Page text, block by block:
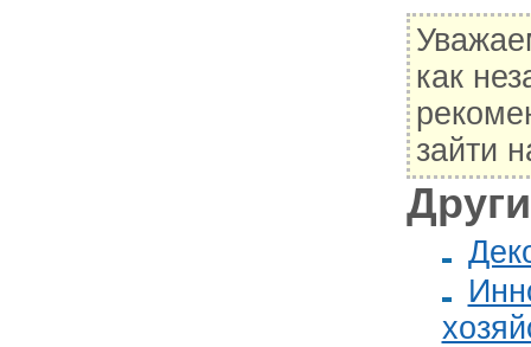
как
зайти